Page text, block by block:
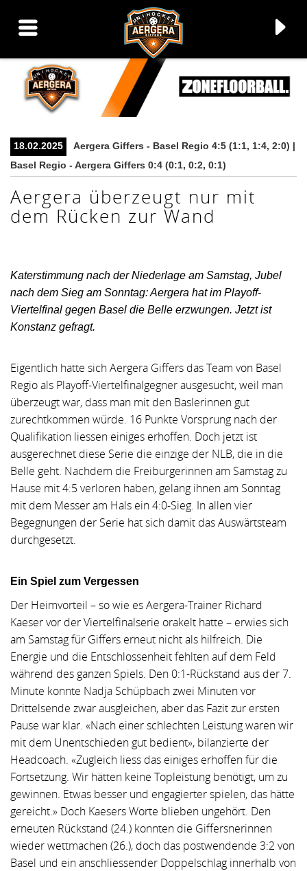
▼
18.02.2025
Aergera Giffers - Basel Regio 4:5 (1:1, 1:4, 2:0) |
Basel Regio - Aergera Giffers 0:4 (0:1, 0:2, 0:1)
Aergera überzeugt nur mit
dem Rücken zur Wand
Katerstimmung nach der Niederlage am Samstag, Jubel
nach dem Sieg am Sonntag: Aergera hat im Playoff-
Viertelfinal gegen Basel die Belle erzwungen. Jetzt ist
Konstanz gefragt.
Eigentlich hatte sich Aergera Giffers das Team von Basel
Regio als Playoff-Viertelfinalgegner ausgesucht, weil man
überzeugt war, dass man mit den Baslerinnen gut
zurechtkommen würde. 16 Punkte Vorsprung nach der
Qualifikation liessen einiges erhoffen. Doch jetzt ist
ausgerechnet diese Serie die einzige der NLB, die in die
Belle geht. Nachdem die Freiburgerinnen am Samstag zu
Hause mit 4:5 verloren haben, gelang ihnen am Sonntag
mit dem Messer am Hals ein 4:0-Sieg. In allen vier
Begegnungen der Serie hat sich damit das Auswärtsteam
durchgesetzt.
Ein Spiel zum Vergessen
Der Heimvorteil – so wie es Aergera-Trainer Richard
Kaeser vor der Viertelfinalserie orakelt hatte – erwies sich
am Samstag für Giffers erneut nicht als hilfreich. Die
Energie und die Entschlossenheit fehlten auf dem Feld
während des ganzen Spiels. Den 0:1-Rückstand aus der 7.
Minute konnte Nadja Schüpbach zwei Minuten vor
Drittelsende zwar ausgleichen, aber das Fazit zur ersten
Pause war klar. «Nach einer schlechten Leistung waren wir
mit dem Unentschieden gut bedient», bilanzierte der
Headcoach. «Zugleich liess das einiges erhoffen für die
Fortsetzung. Wir hätten keine Topleistung benötigt, um zu
gewinnen. Etwas besser und engagierter spielen, das hätte
gereicht.» Doch Kaesers Worte blieben ungehört. Den
erneuten Rückstand (24.) konnten die Giffersnerinnen
wieder wettmachen (26.), doch das postwendende 3:2 von
Basel und ein anschliessender Doppelschlag innerhalb von